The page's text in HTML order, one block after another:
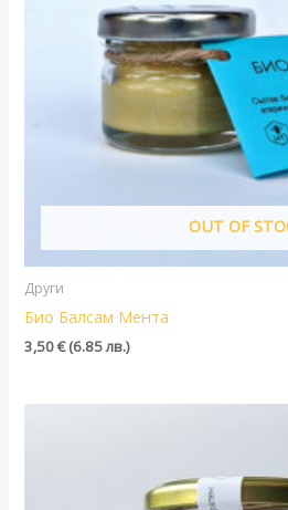
OUT OF
Други
Био Балсам Мента
3,50€(6.85 лв.)